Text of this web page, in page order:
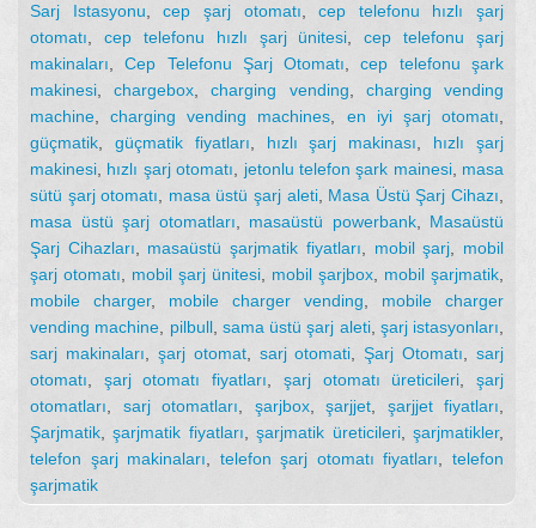
Sarj Istasyonu,cep şarj otomatı,cep telefonu hızlı şarj
otomatı, cep telefonu hızlı şarj ünitesi,cep telefonu şarj
makinaları,Cep Telefonu Şarj Otomatı,cep telefonu şark
makinesi,chargebox,charging vending, charging vending
machine,charging vending machines, en iyi şarj otomatı,
güçmatik, güçmatik fiyatları, hızlı şarj makinası, hızlı şarj
makinesi, hızlı şarj otomatı, jetonlu telefon şark mainesi, masa
sütü şarj otomatı, masa üstü şarj aleti, Masa Üstü Şarj Cihazı,
masa üstü şarj otomatları, masaüstü powerbank, Masaüstü
Şarj Cihazları, masaüstü şarjmatik fiyatları, mobil şarj, mobil
şarj otomatı, mobil şarj ünitesi, mobil şarjbox, mobil şarjmatik,
mobile charger, mobile charger vending, mobile charger
vending machine, pilbull, sama üstü şarj aleti, şarj istasyonları,
sarj makinaları, şarj otomat, sarj otomati,Şarj Otomatı, sarj
otomatı, şarj otomatı fiyatları, şarj otomatı üreticileri,şarj
otomatları, sarj otomatları, şarjbox, şarjjet, şarjjet fiyatları,
Şarjmatik,şarjmatik fiyatları,şarjmatik üreticileri,şarjmatikler,
telefon şarj makinaları, telefon şarj otomatı fiyatları,telefon
şarjmatik